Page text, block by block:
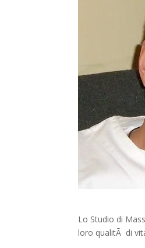
Lo Studio di
loro qualitÃ di